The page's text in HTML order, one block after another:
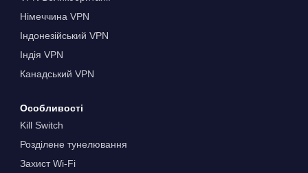
Німеччина VPN
Індонезійський VPN
Індія VPN
Канадський VPN
Особливості
Kill Switch
Розділене тунелювання
Захист Wi-Fi